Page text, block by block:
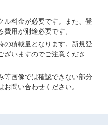
ル料金が必要です。また、登
用が別途必要です。
の積載量となります。新規登
ざいますのでご注意くださ
等画像では確認できない部分
問い合わせください。